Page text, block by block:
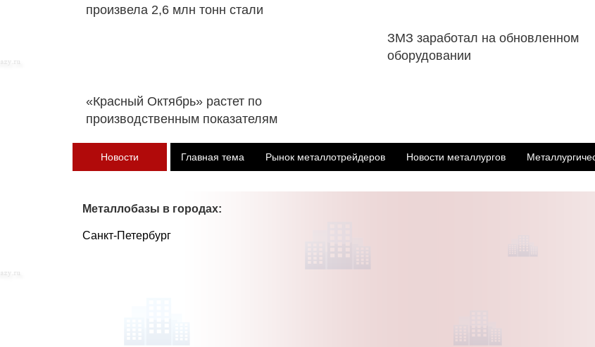
произвела 2,6 млн тонн стали
ЗМЗ заработал на обновленном
оборудовании
«Красный Октябрь» растет по
производственным показателям
Новости Главная тема Рынок металлотрейдеров Новости металлургов
Металлобазы в городах:
Санкт-Петербург